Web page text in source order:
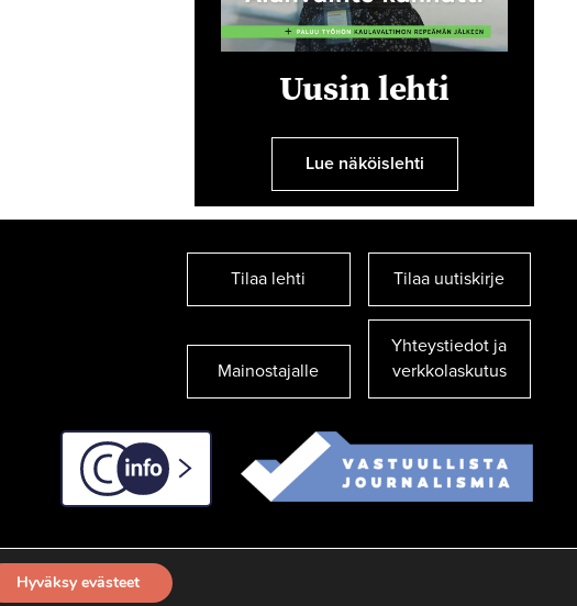
Uusin lehti
Lue näköislehti
Tilaa lehti Tilaa uutiskirje
Mainostajalle
Yhteystiedot ja
verkkolaskutus
C-info
Hyväksy evästeet